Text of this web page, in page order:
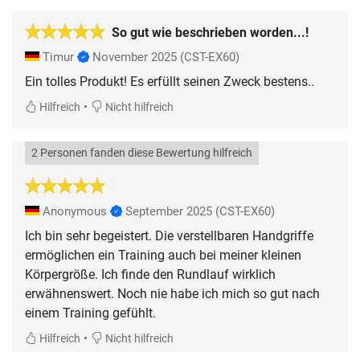
So gut wie beschrieben worden...!
Timur November 2025 (CST-EX60)
Ein tolles Produkt! Es erfüllt seinen Zweck bestens..
Hilfreich • Nicht hilfreich
2 Personen fanden diese Bewertung hilfreich
Anonymous September 2025 (CST-EX60)
Ich bin sehr begeistert. Die verstellbaren Handgriffe
ermöglichen ein Training auch bei meiner kleinen
Körpergröße. Ich finde den Rundlauf wirklich
erwähnenswert. Noch nie habe ich mich so gut nach
einem Training gefühlt.
Hilfreich • Nicht hilfreich